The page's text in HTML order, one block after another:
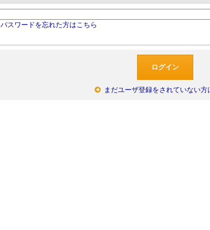
パスワードを忘れた方はこちら
まだユーザ登録をされていない方